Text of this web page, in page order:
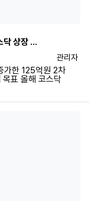
닥 상장 …
등록자
관리자
가한 125억원 2차
표 올해 코스닥